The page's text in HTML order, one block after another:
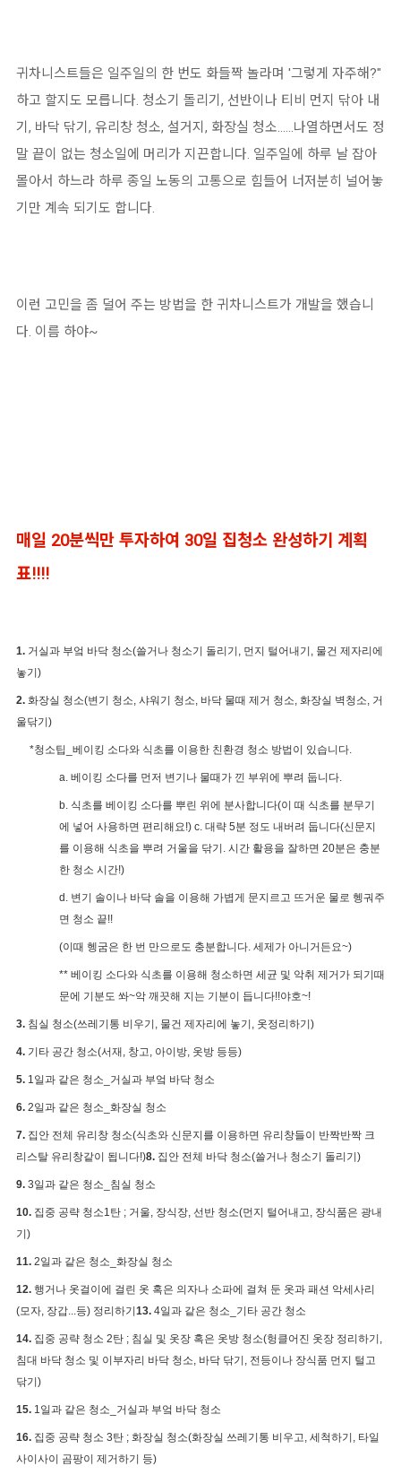
귀차니스트들은 일주일의 한 번도 화들짝 놀라며 '그렇게 자주해?"
하고 할지도 모릅니다. 청소기 돌리기, 선반이나 티비 먼지 닦아 내
기, 바닥 닦기, 유리창 청소, 설거지, 화장실 청소......나열하면서도 정
말 끝이 없는 청소일에 머리가 지끈합니다. 일주일에 하루 날 잡아
몰아서 하느라 하루 종일 노동의 고통으로 힘들어 너저분히 널어놓
기만 계속 되기도 합니다.
이런 고민을 좀 덜어 주는 방법을 한 귀차니스트가 개발을 했습니
다. 이름 하야~
매일 20분씩만 투자하여 30일 집청소 완성하기 계획
표!!!!
1. 거실과 부엌 바닥 청소(쓸거나 청소기 돌리기, 먼지 털어내기, 물건 제자리에
놓기)
2. 화장실 청소(변기 청소, 샤워기 청소, 바닥 물때 제거 청소, 화장실 벽청소, 거
울닦기)
*청소팁_베이킹 소다와 식초를 이용한 친환경 청소 방법이 있습니다.
a. 베이킹 소다를 먼저 변기나 물때가 낀 부위에 뿌려 둡니다.
b. 식초를 베이킹 소다를 뿌린 위에 분사합니다(이 때 식초를 분무기
에 넣어 사용하면 편리해요!) c. 대략 5분 정도 내버려 둡니다(신문지
를 이용해 식초을 뿌려 거울을 닦기. 시간 활용을 잘하면 20분은 충분
한 청소 시간!)
d. 변기 솔이나 바닥 솔을 이용해 가볍게 문지르고 뜨거운 물로 헹궈주
면 청소 끝!!
(이때 헹굼은 한 번 만으로도 충분합니다. 세제가 아니거든요~)
** 베이킹 소다와 식초를 이용해 청소하면 세균 및 악취 제거가 되기때
문에 기분도 쏴~악 깨끗해 지는 기분이 듭니다!!야호~!
3. 침실 청소(쓰레기통 비우기, 물건 제자리에 놓기, 옷정리하기)
4. 기타 공간 청소(서재, 창고, 아이방, 옷방 등등)
5. 1일과 같은 청소_거실과 부엌 바닥 청소
6. 2일과 같은 청소_화장실 청소
7. 집안 전체 유리창 청소(식초와 신문지를 이용하면 유리창들이 반짝반짝 크
리스탈 유리창같이 됩니다!)8. 집안 전체 바닥 청소(쓸거나 청소기 돌리기)
9. 3일과 같은 청소_침실 청소
10. 집중 공략 청소1탄 ; 거울, 장식장, 선반 청소(먼지 털어내고, 장식품은 광내
기)
11. 2일과 같은 청소_화장실 청소
12. 행거나 옷걸이에 걸린 옷 혹은 의자나 소파에 걸쳐 둔 옷과 패션 악세사리
(모자, 장갑...등) 정리하기13. 4일과 같은 청소_기타 공간 청소
14. 집중 공략 청소 2탄 ; 침실 및 옷장 혹은 옷방 청소(헝클어진 옷장 정리하기,
침대 바닥 청소 및 이부자리 바닥 청소, 바닥 닦기, 전등이나 장식품 먼지 털고
닦기)
15. 1일과 같은 청소_거실과 부엌 바닥 청소
16. 집중 공략 청소 3탄 ; 화장실 청소(화장실 쓰레기통 비우고, 세척하기, 타일
사이사이 곰팡이 제거하기 등)